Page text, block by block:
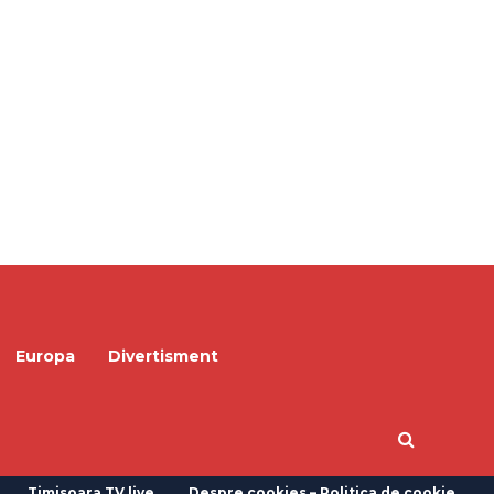
Europa Divertisment